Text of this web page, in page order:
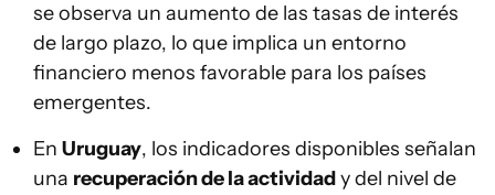
se observa un aumento de las tasas de interés
de largo plazo, lo que implica un entorno
financiero menos favorable para los países
emergentes.
En Uruguay, los indicadores disponibles señalan
una recuperación de la actividady del nivel de